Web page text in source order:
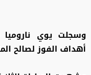
أهداف الفوز لصالح